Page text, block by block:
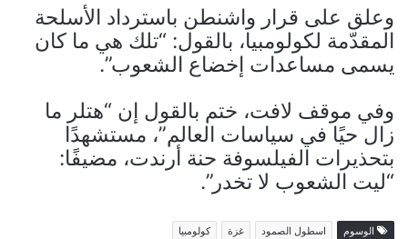
وعلق على قرار واشنطن باسترداد الأسلحة
المقدّمة لكولومبيا، بالقول: “تلك هي ما كان
يسمى مساعدات إخضاع الشعوب”.
وفي موقف لافت، ختم بالقول إن “هتلر ما
زال حيًا في سياسات العالم”، مستشهدًا
بتحذيرات الفيلسوفة حنة أرندت، مضيفًا:
“ليت الشعوب لا تخدر”.
الوسوم اسطول الصمود غزة كولومبيا